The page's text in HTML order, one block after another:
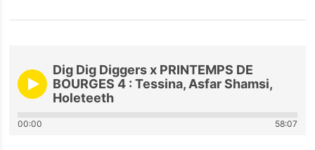
Dig Dig Diggers x PRINTEMPS DE
BOURGES 4 : Tessina, Asfar Shamsi,
Holeteeth
00:00 58:07